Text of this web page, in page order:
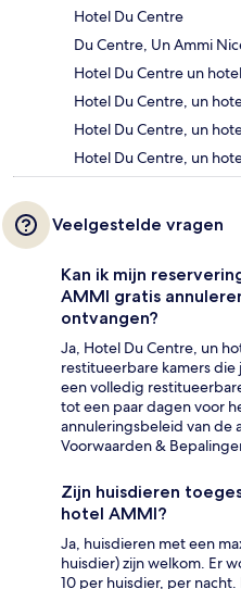
Hotel Du Centre
Du Centre, Un Ammi
Hotel Du Centre un
Hotel Du Centre, un
Hotel Du Centre, un
Hotel Du Centre, un
Veelgestelde vragen
Kan ik mijn
AMMI gratis
ontvangen?
Ja, Hotel Du Centre, un
restitueerbare kamers die
een volledig
tot een paar dagen voor
annuleringsbeleid van de
Voorwaarden &
Zijn huisdieren
hotel AMMI?
Ja, huisdieren met een
huisdier) zijn welkom. Er
10 per huisdier, per